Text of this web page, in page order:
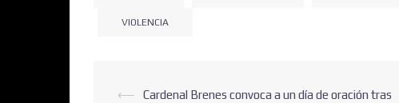
VIOLENCIA
⟵
Cardenal Brenes convoca a un día de oración tras